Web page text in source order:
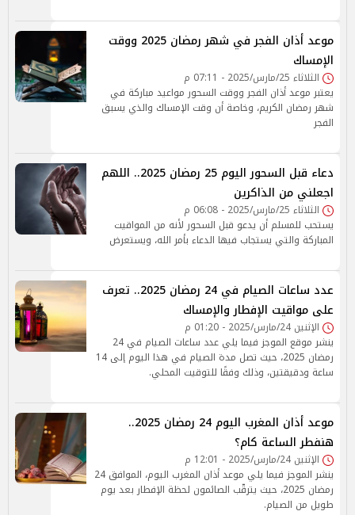
موعد أذان الفجر في شهر رمضان 2025 ووقت
الإمساك
الثلاثاء 25/مارس/2025 - 07:11 م
يعتبر موعد أذان الفجر ووقت السحور مواعيد مباركة في
شهر رمضان الكريم، وخاصة أن وقت الإمساك والذي يسبق
الفجر
دعاء قبل السحور اليوم 25 رمضان 2025.. اللهم
اجعلني من الذاكرين
الثلاثاء 25/مارس/2025 - 06:08 م
يستحب للمسلم أن يدعو قبل السحور لأنه من المواقيت
المباركة والتي يستجاب فيها الدعاء بأمر الله، ويستعرض
عدد ساعات الصيام في 24 رمضان 2025.. تعرف
على مواقيت الإفطار والإمساك
الإثنين 24/مارس/2025 - 01:20 م
ينشر موقع الموجز فيما يلي عدد ساعات الصيام في 24
رمضان 2025، حيث تصل مدة الصيام في هذا اليوم إلى 14
ساعة ودقيقتين، وذلك وفقًا للتوقيت المحلي.
موعد أذان المغرب اليوم 24 رمضان 2025..
هنفطر الساعة كام؟
الإثنين 24/مارس/2025 - 12:01 م
ينشر الموجز فيما يلي موعد أذان المغرب اليوم، الموافق 24
رمضان 2025، حيث يترقّب الصائمون لحظة الإفطار بعد يوم
طويل من الصيام.